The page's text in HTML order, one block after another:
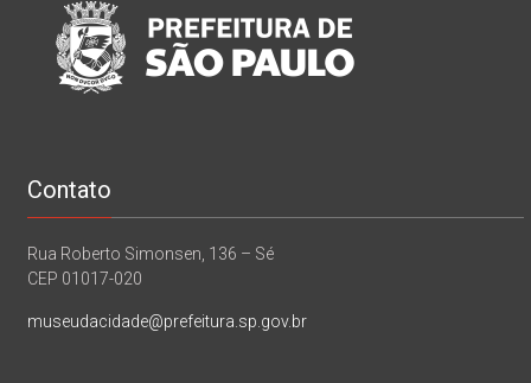
Contato
Rua Roberto Simonsen, 136 – Sé
CEP 01017-020
museudacidade@prefeitura.sp.gov.br